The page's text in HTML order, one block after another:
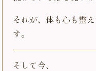
それが、体も心も整
す。
そして今、